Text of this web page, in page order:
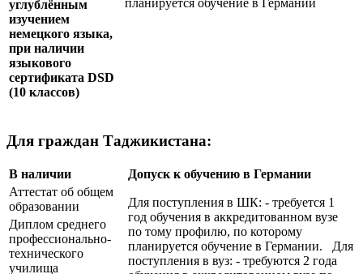
планируется обучение в Германии
углублённым
изучением
немецкого языка,
при наличии
языкового
сертификата DSD
(10 классов)
Для граждан Таджикистана:
В наличии
Допуск к обучению в Германии
Аттестат об общем
образовании
Для поступления в ШК: - требуется 1
год обучения в аккредитованном вузе
по тому профилю, по которому
планируется обучение в Германии. Для
поступления в вуз: - требуются 2 года
Диплом среднего
профессионально-
технического
училища